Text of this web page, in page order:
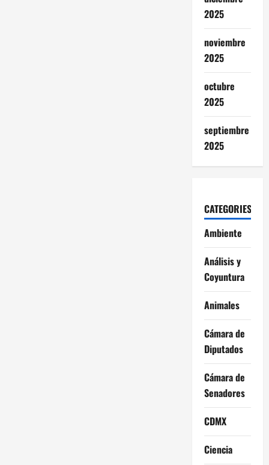
2025
noviembre
2025
octubre
2025
septiembre
2025
CATEGORIES
Ambiente
Análisis y
Coyuntura
Animales
Cámara de
Diputados
Cámara de
Senadores
CDMX
Ciencia